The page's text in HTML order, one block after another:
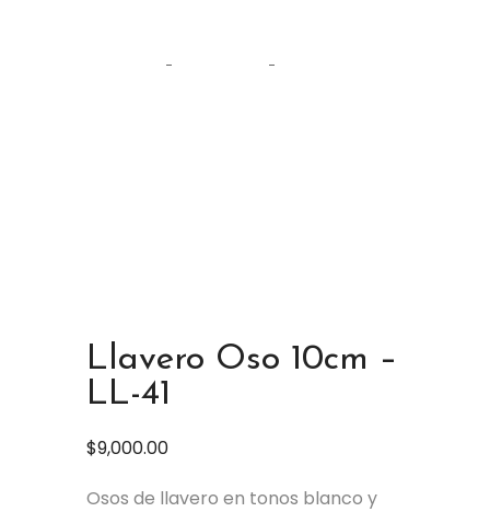
Llavero Oso 10cm –
LL-41
$9,000.00
Osos de llavero en tonos blanco y